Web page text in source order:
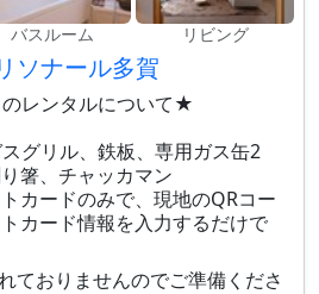
バスルーム リビング
ソナール多賀
レンタルについて★
グリル、鉄板、専用ガス缶2
箸、チャッカマン
カードのみで、現地のQRコー
カード情報を入力するだけで
ておりませんのでご準備くださ